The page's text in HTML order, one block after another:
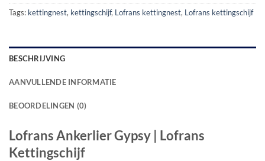
Tags: kettingnest, kettingschijf, Lofrans kettingnest, Lofrans kettingschijf
BESCHRIJVING
AANVULLENDE INFORMATIE
BEOORDELINGEN (0)
Lofrans Ankerlier Gypsy | Lofrans
Kettingschijf